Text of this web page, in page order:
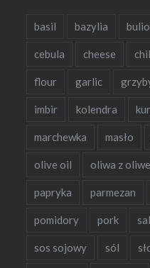
basil bazylia
cebula cheese
flour garlic
imbir kolendra
marchewka masło
olive oil oliwa z
papryka parmezan
pomidory pork
sos sojowy sól